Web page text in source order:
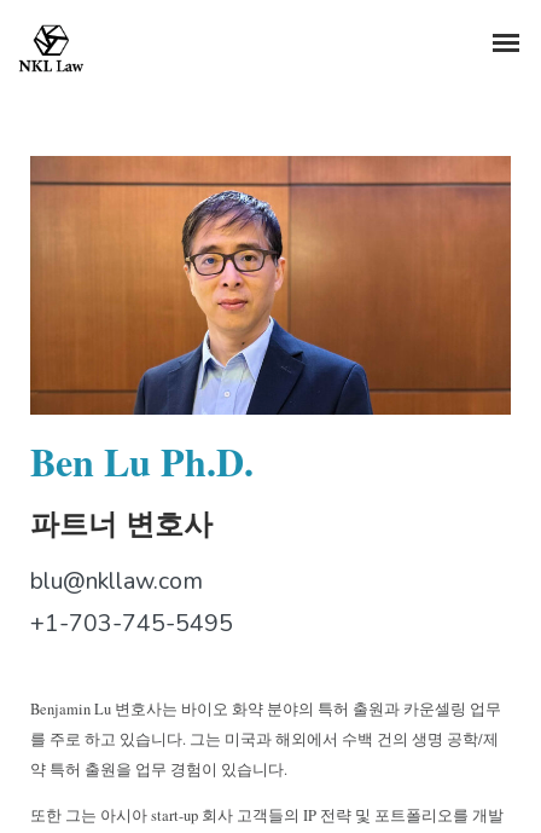
Ben Lu Ph.D.
파트너 변호사
blu@nkllaw.com
+1-703-745-5495
Benjamin Lu 변호사는 바이오 화약 분야의 특허 출원과 카운셀링 업무
를 주로 하고 있습니다. 그는 미국과 해외에서 수백 건의 생명 공학/제
약 특허 출원을 업무 경험이 있습니다.
또한 그는 아시아 start-up 회사 고객들의 IP 전략 및 포트폴리오를 개발